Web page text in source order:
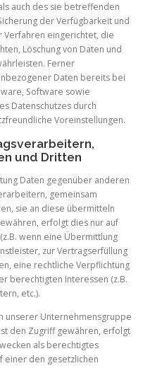
auch des sie betreffenden
der Verfügbarkeit und
Verfahren eingerichtet, die
Löschung von Daten und
Ferner
Daten bereits bei
Software sowie
Datenschutzes durch
Voreinstellungen.
und Dritten
Daten gegenüber anderen
gemeinsam
sie an diese übermitteln
erfolgt dies nur auf
wenn eine Übermittlung
zur Vertragserfüllung
eine rechtliche Verpflichtung
berechtigten Interessen (z.B.
etc.).
unserer Unternehmensgruppe
den Zugriff gewähren, erfolgt
als berechtigtes
einer den gesetzlichen